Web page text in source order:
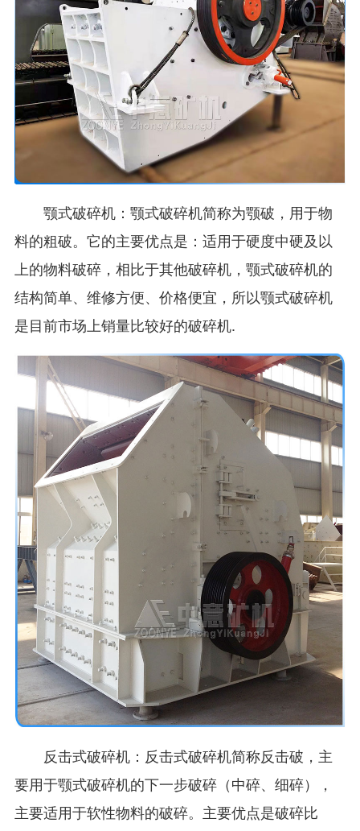
颚式破碎机：颚式破碎机简称为颚破，用于物
料的粗破。它的主要优点是：适用于硬度中硬及以
上的物料破碎，相比于其他破碎机，颚式破碎机的
结构简单、维修方便、价格便宜，所以颚式破碎机
是目前市场上销量比较好的破碎机.
反击式破碎机：反击式破碎机简称反击破，主
要用于颚式破碎机的下一步破碎（中碎、细碎），
主要适用于软性物料的破碎。主要优点是破碎比